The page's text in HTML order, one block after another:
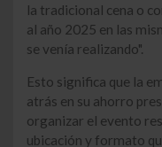
la tradicional cena o
al año 2025 en las
se venía realizando".
Esto significa que la
atrás en su ahorro
organizar el evento
ubicación y formato